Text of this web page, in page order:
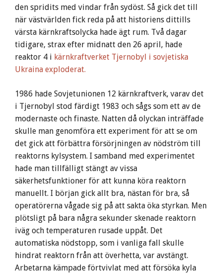
den spridits med vindar från sydöst. Så gick det till
när västvärlden fick reda på att historiens dittills
värsta kärnkraftsolycka hade ägt rum. Två dagar
tidigare, strax efter midnatt den 26 april, hade
reaktor 4 i kärnkraftverket Tjernobyl i sovjetiska
Ukraina exploderat.
1986 hade Sovjetunionen 12 kärnkraftverk, varav det
i Tjernobyl stod färdigt 1983 och sågs som ett av de
modernaste och finaste. Natten då olyckan inträffade
skulle man genomföra ett experiment för att se om
det gick att förbättra försörjningen av nödström till
reaktorns kylsystem. I samband med experimentet
hade man tillfälligt stängt av vissa
säkerhetsfunktioner för att kunna köra reaktorn
manuellt. I början gick allt bra, nästan för bra, så
operatörerna vågade sig på att sakta öka styrkan. Men
plötsligt på bara några sekunder skenade reaktorn
iväg och temperaturen rusade uppåt. Det
automatiska nödstopp, som i vanliga fall skulle
hindrat reaktorn från att överhetta, var avstängt.
Arbetarna kämpade förtvivlat med att försöka kyla